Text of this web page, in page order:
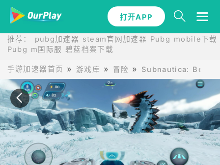
打开APP
推荐： pubg加速器 steam官网加速器 Pubg mobile下载
Pubg m国际服 碧蓝档案下载
手游加速器首页 游戏库 冒险 Subnautica:
打开APP